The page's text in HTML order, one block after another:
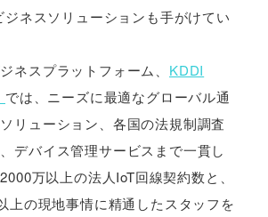
ジネスソリューションも手がけてい
ネスプラットフォーム、 KDDI
では、ニーズに最適なグローバル通
リューション、各国の法規制調査
デバイス管理サービスまで一貫し
万以上の法人IoT回線契約数と、
上の現地事情に精通したスタッフを